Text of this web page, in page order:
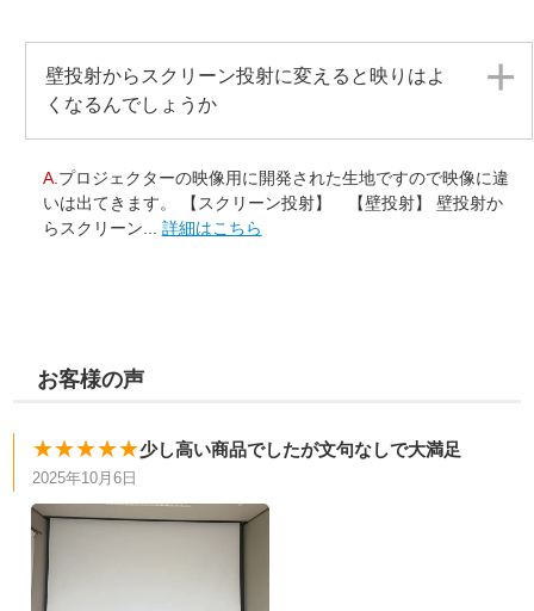
壁投射からスクリーン投射に変えると映りはよ
くなるんでしょうか
A. プロジェクターの映像用に開発された生地ですので映像に違
いは出てきます。 【スクリーン投射】 【壁投射】 壁投射か
らスクリーン... 詳細はこちら
お客様の声
★★★★★少し高い商品でしたが文句なしで大満足
2025年10月6日